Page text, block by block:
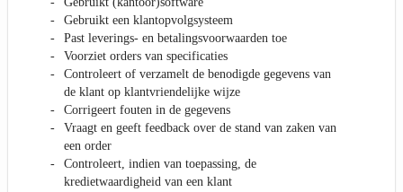
Gebruikt een klantopvolgsysteem
Past leverings- en betalingsvoorwaarden toe
Voorziet orders van specificaties
Controleert of verzamelt de benodigde gegevens van
de klant op klantvriendelijke wijze
Corrigeert fouten in de gegevens
Vraagt en geeft feedback over de stand van zaken van
een order
Controleert, indien van toepassing, de
kredietwaardigheid van een klant